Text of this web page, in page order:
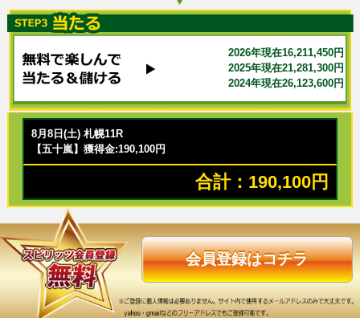
2026年現在16,211,450円
2025年現在21,281,300円
2024年現在26,123,600円
8月8日(土) 札幌11R
【五十嵐】獲得金:190,100円
合計：190,100円
会員登録はコチラ